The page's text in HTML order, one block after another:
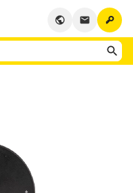
key
email
public